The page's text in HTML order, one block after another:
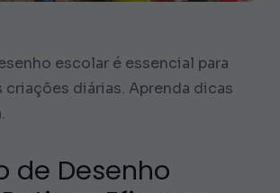
escolar é essencial para
criações diárias. Aprenda dicas
de Desenho